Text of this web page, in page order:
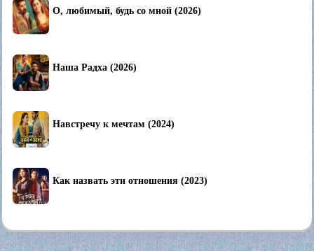
О, любимый, будь со мной (2026)
Наша Радха (2026)
Навстречу к мечтам (2024)
Как назвать эти отношения (2023)